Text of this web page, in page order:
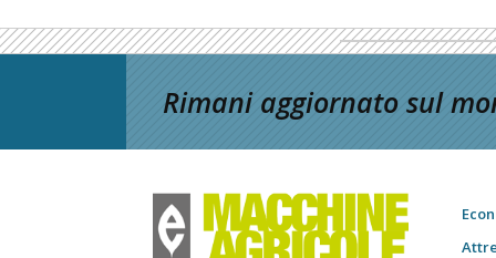
Rimani aggiornato sul